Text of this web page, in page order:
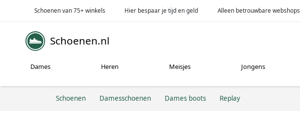
Schoenen van 75+ winkels Hier bespaar je tijd en geld Alleen betrouwbare webshops
Schoenen.nl
Dames Heren Meisjes Jongens
Schoenen Damesschoenen Dames boots Replay